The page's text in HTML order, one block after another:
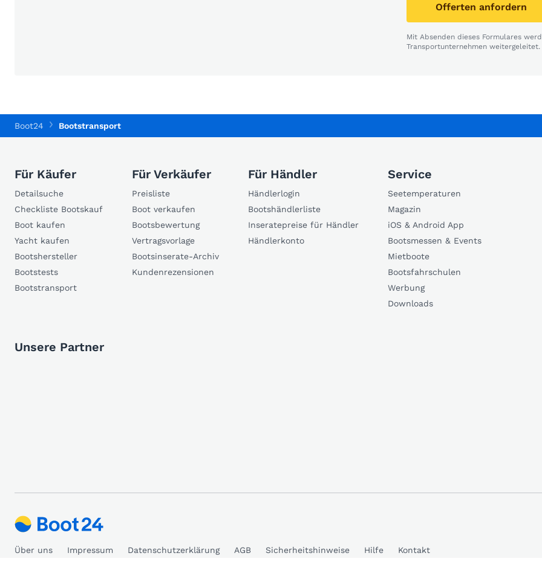
Offerten anfordern
Mit Absenden dieses Formulares
Transportunternehmen weitergeleitet.
Boot24 Bootstransport
Für Käufer
Detailsuche
Checkliste Bootskauf
Boot kaufen
Yacht kaufen
Bootshersteller
Bootstests
Bootstransport
Für Verkäufer
Preisliste
Boot verkaufen
Bootsbewertung
Vertragsvorlage
Bootsinserate-Archiv
Kundenrezensionen
Für Händler
Händlerlogin
Bootshändlerliste
Inseratepreise für Händler
Händlerkonto
Service
Seetemperaturen
Magazin
iOS & Android App
Bootsmessen & Events
Mietboote
Bootsfahrschulen
Werbung
Downloads
Unsere Partner
Über uns Impressum Datenschutzerklärung AGB Sicherheitshinweise Hilfe Kontakt